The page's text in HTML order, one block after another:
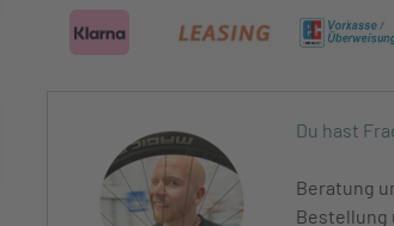
Du hast
Beratung
Bestellung